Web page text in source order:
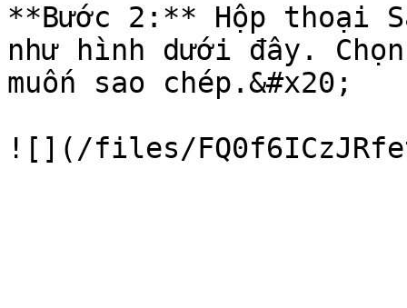
**Bước 2:** Hộp thoại
như hình dưới đây.
muốn sao chép.&#x20;